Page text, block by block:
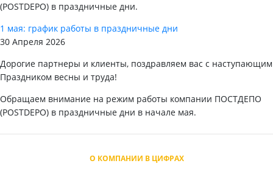
(POSTDEPO) в праздничные дни.
1 мая: график работы в праздничные дни
30 Апреля 2026
Дорогие партнеры и клиенты, поздравляем вас с наступающим
Праздником весны и труда!
Обращаем внимание на режим работы компании ПОСТДЕПО
(POSTDEPO) в праздничные дни в начале мая.
О КОМПАНИИ В ЦИФРАХ